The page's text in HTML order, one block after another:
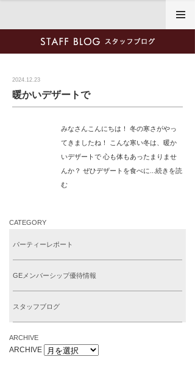
2024.12.23
暖かいデザートで
みなさんこんにちは！ 冬の寒さがやっ
てきましたね！ こんな寒い冬は、暖か
いデザートで 心も体もあったまりませ
んか？ ぜひデザートを食べに...続きを読
む
CATEGORY
パーティーレポート
GEメンバーシップ優待情報
スタッフブログ
ARCHIVE
ARCHIVE